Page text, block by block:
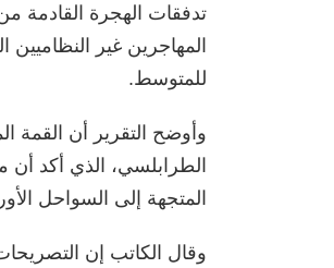
تدفقات الهجرة القادمة من
المهاجرين غير
للمتوسط.
وأوضح التقرير أن القمة
الطرابلسي، الذي أكد أن
المتجهة إلى السواحل
وقال الكاتب إن